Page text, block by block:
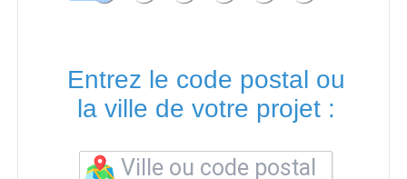
Entrez le code postal ou
la ville de votre projet :